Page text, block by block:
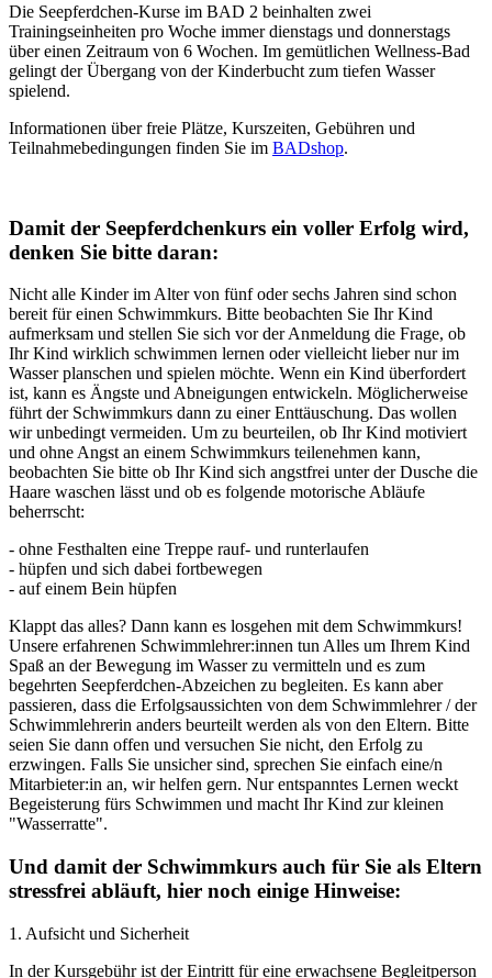
Die Seepferdchen-Kurse im BAD 2 beinhalten zwei
Trainingseinheiten pro Woche immer dienstags und donnerstags
über einen Zeitraum von 6 Wochen. Im gemütlichen Wellness-Bad
gelingt der Übergang von der Kinderbucht zum tiefen Wasser
spielend.
Informationen über freie Plätze, Kurszeiten, Gebühren und
Teilnahmebedingungen finden Sie im BADshop.
Damit der Seepferdchenkurs ein voller Erfolg wird,
denken Sie bitte daran:
Nicht alle Kinder im Alter von fünf oder sechs Jahren sind schon
bereit für einen Schwimmkurs. Bitte beobachten Sie Ihr Kind
aufmerksam und stellen Sie sich vor der Anmeldung die Frage, ob
Ihr Kind wirklich schwimmen lernen oder vielleicht lieber nur im
Wasser planschen und spielen möchte. Wenn ein Kind überfordert
ist, kann es Ängste und Abneigungen entwickeln. Möglicherweise
führt der Schwimmkurs dann zu einer Enttäuschung. Das wollen
wir unbedingt vermeiden. Um zu beurteilen, ob Ihr Kind motiviert
und ohne Angst an einem Schwimmkurs teilenehmen kann,
beobachten Sie bitte ob Ihr Kind sich angstfrei unter der Dusche die
Haare waschen lässt und ob es folgende motorische Abläufe
beherrscht:
- ohne Festhalten eine Treppe rauf- und runterlaufen
- hüpfen und sich dabei fortbewegen
- auf einem Bein hüpfen
Klappt das alles? Dann kann es losgehen mit dem Schwimmkurs!
Unsere erfahrenen Schwimmlehrer:innen tun Alles um Ihrem Kind
Spaß an der Bewegung im Wasser zu vermitteln und es zum
begehrten Seepferdchen-Abzeichen zu begleiten. Es kann aber
passieren, dass die Erfolgsaussichten von dem Schwimmlehrer / der
Schwimmlehrerin anders beurteilt werden als von den Eltern. Bitte
seien Sie dann offen und versuchen Sie nicht, den Erfolg zu
erzwingen. Falls Sie unsicher sind, sprechen Sie einfach eine/n
Mitarbieter:in an, wir helfen gern. Nur entspanntes Lernen weckt
Begeisterung fürs Schwimmen und macht Ihr Kind zur kleinen
"Wasserratte".
Und damit der Schwimmkurs auch für Sie als Eltern
stressfrei abläuft, hier noch einige Hinweise:
1. Aufsicht und Sicherheit
In der Kursgebühr ist der Eintritt für eine erwachsene Begleitperson